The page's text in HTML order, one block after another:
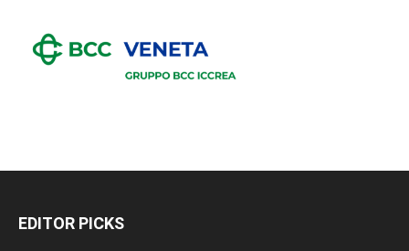
EDITOR PICKS